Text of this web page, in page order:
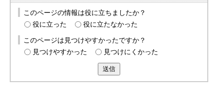
このページの情報は役に立ちましたか？
役に立った
役に立たなかった
このページは見つけやすかったですか？
見つけやすかった
見つけにくかった
送信